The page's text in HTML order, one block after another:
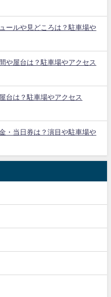
ールや見どころは？駐車場や
や屋台は？駐車場やアクセス
台は？駐車場やアクセス
・当日券は？演目や駐車場や